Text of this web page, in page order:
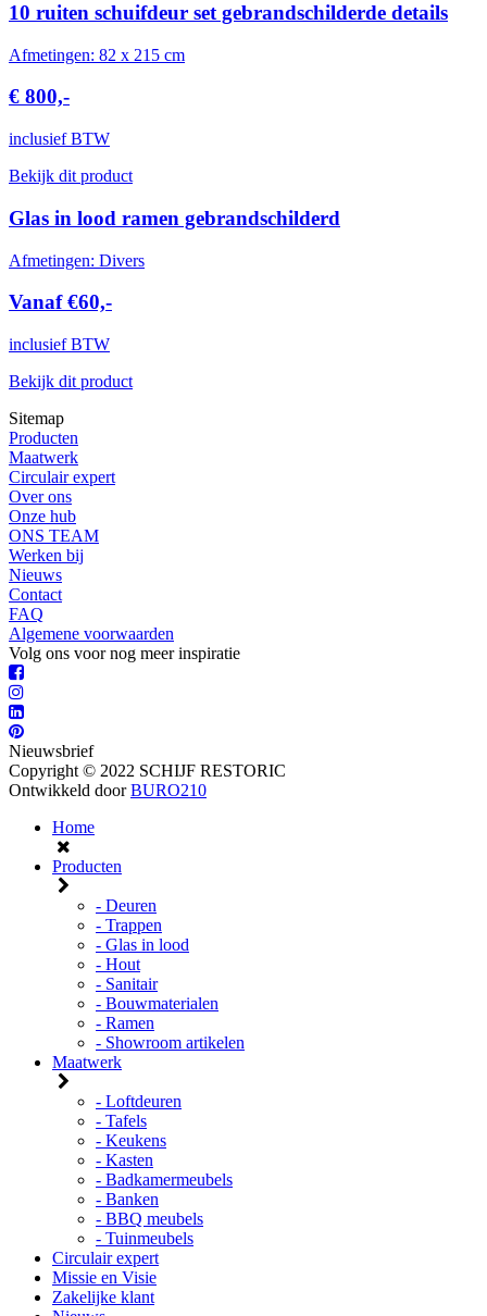
10 ruiten schuifdeur set gebrandschilderde details
Afmetingen: 82 x 215 cm
€ 800,-
inclusief BTW
Bekijk dit product
Glas in lood ramen gebrandschilderd
Afmetingen: Divers
Vanaf €60,-
inclusief BTW
Bekijk dit product
Sitemap
Producten
Maatwerk
Circulair expert
Over ons
Onze hub
ONS TEAM
Werken bij
Nieuws
Contact
FAQ
Algemene voorwaarden
Volg ons voor nog meer inspiratie
Nieuwsbrief
Copyright © 2022 SCHIJF RESTORIC
Ontwikkeld doorBURO210
Home
Producten
- Deuren
- Trappen
- Glas in lood
- Hout
- Sanitair
- Bouwmaterialen
- Ramen
- Showroom artikelen
Maatwerk
- Loftdeuren
- Tafels
- Keukens
- Kasten
- Badkamermeubels
- Banken
- BBQ meubels
- Tuinmeubels
Circulair expert
Missie en Visie
Zakelijke klant